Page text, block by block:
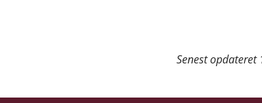
Senest opdateret